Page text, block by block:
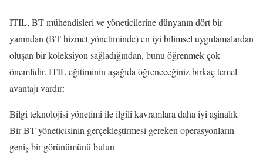
ITIL, BT mühendisleri ve yöneticilerine dünyanın dört bir
yanından (BT hizmet yönetiminde) en iyi bilimsel uygulamalardan
oluşan bir koleksiyon sağladığından, bunu öğrenmek çok
önemlidir. ITIL eğitiminin aşağıda öğreneceğiniz birkaç temel
avantajı vardır:
Bilgi teknolojisi yönetimi ile ilgili kavramlara daha iyi aşinalık
Bir BT yöneticisinin gerçekleştirmesi gereken operasyonların
geniş bir görünümünü bulun